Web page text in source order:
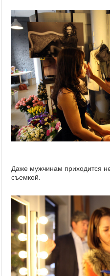
Даже мужчинам приходится
съемкой.